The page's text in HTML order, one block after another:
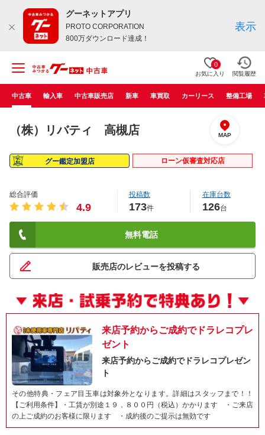
グーネットアプリ
PROTO CORPORATION
800万ダウンロード達成！
表示
0
お気に入り 閲覧履歴
中古車 輸入車 中古車販売店 新車 車買取 カーリース 整備工場
（株）リバティ 高槻店 MAP
グー鑑定加盟店 ローン仮審査対応店
総合評価
4.9
投稿数
173件
在庫台数
126台
無料電話
販売店のレビューを投稿する
来店予約からご成約でドラレコプレ
ゼント
来店予約からご成約でドラレコプレゼン
ト
その他特典・フェア目玉車は対象外となります。詳細はスタッフまで！！
【ご利用条件】・工賃が別途１９，８００円（税込）かかります ・ご来店
の上ご成約のお客様に限ります ・成約後のご提示は無効です